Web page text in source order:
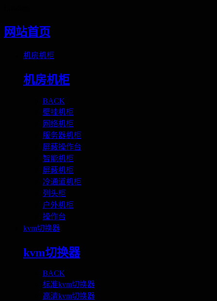
网站首页
机房机柜
机房机柜
BACK
壁挂机柜
网络机柜
服务器机柜
屏蔽操作台
智能机柜
屏蔽机柜
冷通道机柜
列头柜
户外机柜
操作台
kvm切换器
kvm切换器
BACK
标准kvm切换器
高清kvm切换器